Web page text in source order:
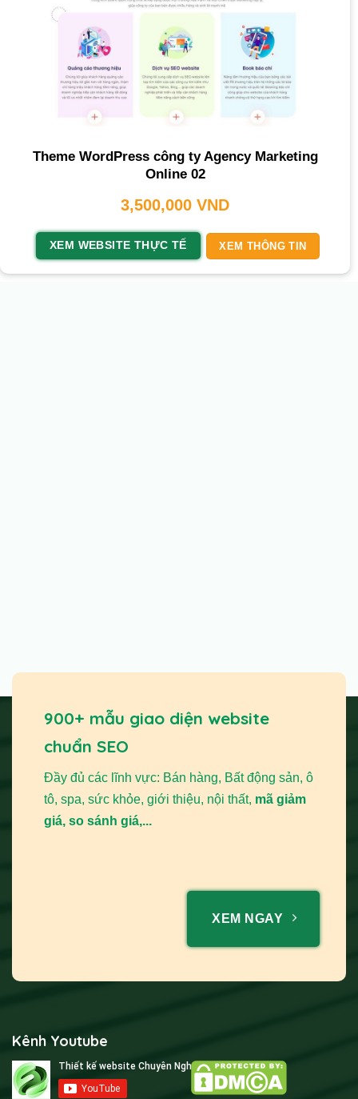
Theme WordPress công ty Agency Marketing
Online 02
3,500,000 VND
XEM WEBSITE THỰC TẾ XEM THÔNG TIN
900+ mẫu giao diện website
chuẩn SEO
Đầy đủ các lĩnh vực: Bán hàng, Bất động sản, ô
tô, spa, sức khỏe, giới thiệu, nội thất, mã giảm
giá, so sánh giá,...
XEM NGAY
Kênh Youtube